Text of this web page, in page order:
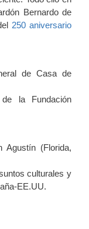
Bernardo de
250 aniversario
de Casa de
de la Fundación
Agustín (Florida,
culturales y
EE.UU.